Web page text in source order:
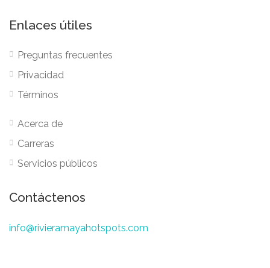
Enlaces útiles
Preguntas frecuentes
Privacidad
Términos
Acerca de
Carreras
Servicios públicos
Contáctenos
info@rivieramayahotspots.com